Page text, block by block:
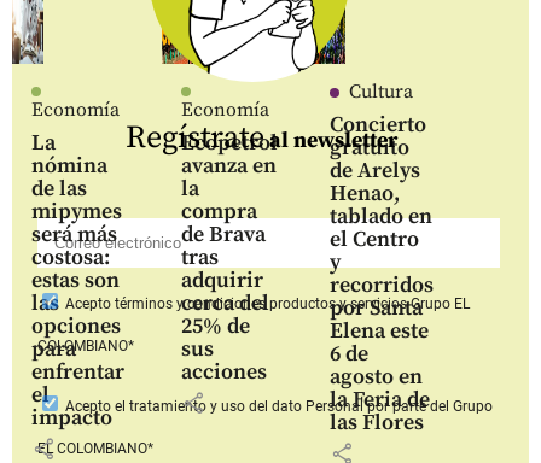
Economía
La
nómina
de las
mipymes
será más
costosa:
estas son
las
opciones
para
enfrentar
el
impacto
share
Economía
Ecopetrol
avanza en
la
compra
de Brava
tras
adquirir
cerca del
25% de
sus
acciones
share
Cultura
Concierto
gratuito
de Arelys
Henao,
tablado en
el Centro
y
recorridos
por Santa
Elena este
6 de
agosto en
la Feria de
las Flores
share
Regístrateal newsletter
Aceptotérminos y condiciones productos y serviciosGrupo EL
COLOMBIANO*
Acepto el tratamiento y uso del dato Personalpor parte del Grupo
EL COLOMBIANO*